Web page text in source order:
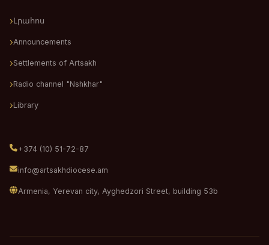
Լրահոս
Announcements
Settlements of Artsakh
Radio channel "Nshkhar"
Library
+374 (10) 51-72-87
info@artsakhdiocese.am
Armenia, Yerevan city, Ayghedzori Street, building 53b